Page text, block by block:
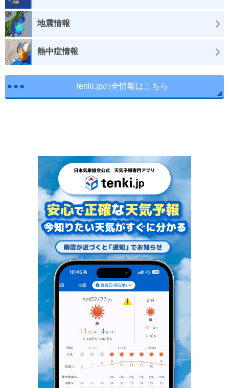
地震情報
熱中症情報
tenki.jpの全情報はこちら